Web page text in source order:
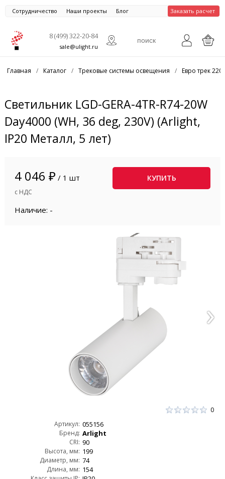
Сотрудничество Наши проекты Блог Заказать расчет
8 (499) 322-20-84
sale@ulight.ru
Главная / Каталог / Трековые системы освещения / Евро трек
Светильник LGD-GERA-4TR-R74-20W
Day4000 (WH, 36 deg, 230V) (Arlight,
IP20 Металл, 5 лет)
4 046 ₽ / 1 шт
с НДС
КУПИТЬ
Наличие: -
0
Артикул: 055156
Бренд: Arlight
CRI: 90
Высота, мм: 199
Диаметр, мм: 74
Длина, мм: 154